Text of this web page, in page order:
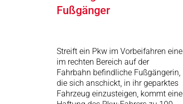
Fußgänger
Streift ein Pkw im Vorbeifahren eine
im rechten Bereich auf der
Fahrbahn befindliche Fußgängerin,
die sich anschickt, in ihr geparktes
Fahrzeug einzusteigen, kommt eine